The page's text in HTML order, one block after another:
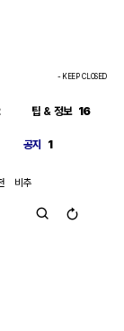
- KEEP CLOSED
팁 & 정보 16
공지 1
비추